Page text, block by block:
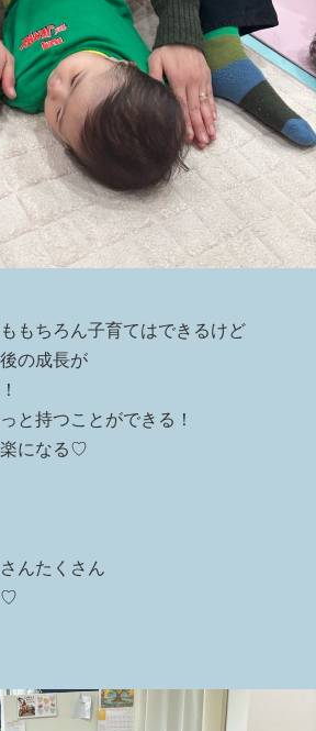
もちろん子育てはできるけど
の成長が
と持つことができる！
になる♡
んたくさん
♡